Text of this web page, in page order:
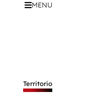
MENU
Territorio